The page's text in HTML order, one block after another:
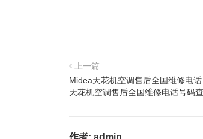
上一篇
Midea天花机空调售后全国维修电
天花机空调售后全国维修电话号码